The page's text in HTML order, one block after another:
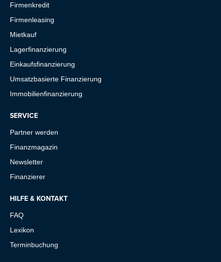
Firmenkredit
Firmenleasing
Mietkauf
Lagerfinanzierung
Einkaufsfinanzierung
Umsatzbasierte Finanzierung
Immobilienfinanzierung
SERVICE
Partner werden
Finanzmagazin
Newsletter
Finanzierer
HILFE & KONTAKT
FAQ
Lexikon
Terminbuchung